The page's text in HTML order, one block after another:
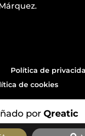
Política de
de cookies
porQreatic